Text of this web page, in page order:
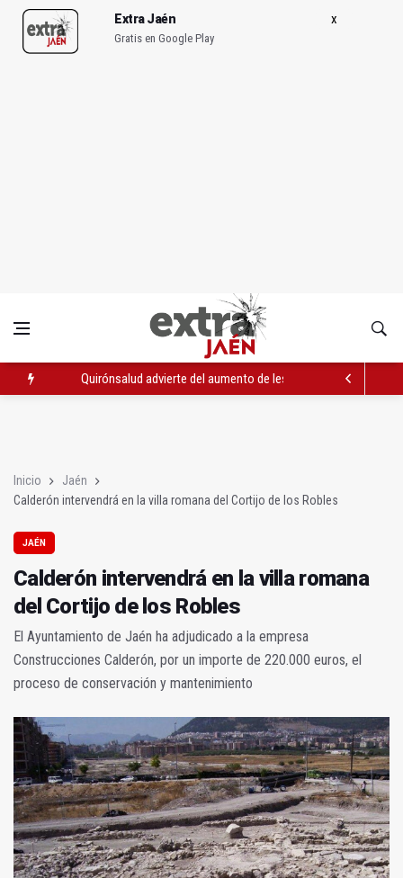
Extra Jaén
Gratis en Google Play
Quirónsalud advierte del aumento de lesiones evitables en el
Inicio
Jaén
Calderón intervendrá en la villa romana del Cortijo de los Robles
JAÉN
Calderón intervendrá en la villa romana
del Cortijo de los Robles
El Ayuntamiento de Jaén ha adjudicado a la empresa
Construcciones Calderón, por un importe de 220.000 euros, el
proceso de conservación y mantenimiento